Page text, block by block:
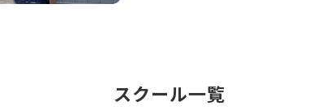
スクール一覧